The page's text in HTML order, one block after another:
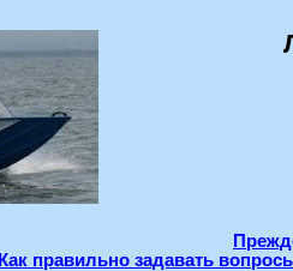
Как правильно задавать